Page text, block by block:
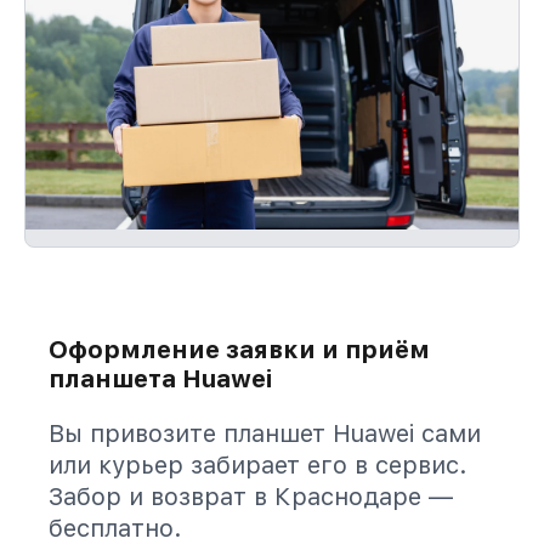
Оформление заявки и приём
планшета Huawei
Вы привозите планшет Huawei сами
или курьер забирает его в сервис.
Забор и возврат в Краснодаре —
бесплатно.